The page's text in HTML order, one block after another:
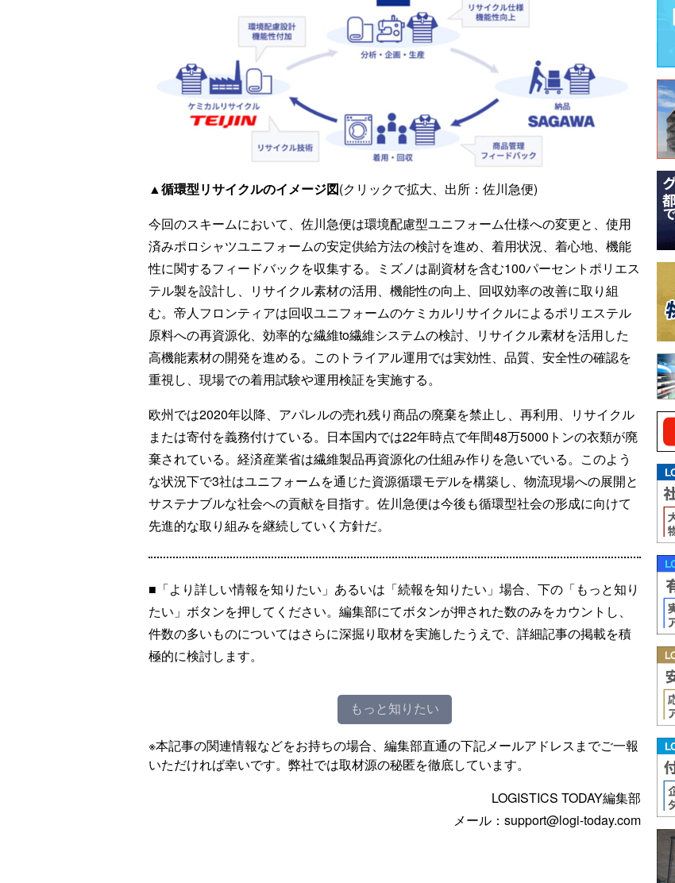
▲循環型リサイクルのイメージ図(クリックで拡大、出所：佐川急便)
今回のスキームにおいて、佐川急便は環境配慮型ユニフォーム仕様への変更と、使用
済みポロシャツユニフォームの安定供給方法の検討を進め、着用状況、着心地、機能
性に関するフィードバックを収集する。ミズノは副資材を含む100パーセントポリエス
テル製を設計し、リサイクル素材の活用、機能性の向上、回収効率の改善に取り組
む。帝人フロンティアは回収ユニフォームのケミカルリサイクルによるポリエステル
原料への再資源化、効率的な繊維to繊維システムの検討、リサイクル素材を活用した
高機能素材の開発を進める。このトライアル運用では実効性、品質、安全性の確認を
重視し、現場での着用試験や運用検証を実施する。
欧州では2020年以降、アパレルの売れ残り商品の廃棄を禁止し、再利用、リサイクル
または寄付を義務付けている。日本国内では22年時点で年間48万5000トンの衣類が廃
棄されている。経済産業省は繊維製品再資源化の仕組み作りを急いでいる。このよう
な状況下で3社はユニフォームを通じた資源循環モデルを構築し、物流現場への展開と
サステナブルな社会への貢献を目指す。佐川急便は今後も循環型社会の形成に向けて
先進的な取り組みを継続していく方針だ。
■「より詳しい情報を知りたい」あるいは「続報を知りたい」場合、下の「もっと知り
たい」ボタンを押してください。編集部にてボタンが押された数のみをカウントし、
件数の多いものについてはさらに深掘り取材を実施したうえで、詳細記事の掲載を積
極的に検討します。
もっと知りたい
※本記事の関連情報などをお持ちの場合、編集部直通の下記メールアドレスまでご一報
いただければ幸いです。弊社では取材源の秘匿を徹底しています。
LOGISTICS TODAY編集部
メール：support@logi-today.com